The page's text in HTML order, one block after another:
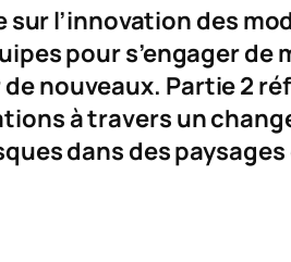
sur l’innovation des
pour s’engager
nouveaux. Partie 2
à travers un
dans des